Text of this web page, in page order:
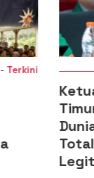
Ketua
Timur:
Dunia
Total